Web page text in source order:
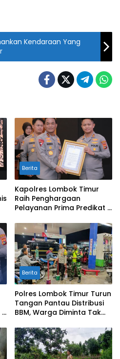
Kendaraan Yang
Berita
Kapolres Lombok Timur
Raih Penghargaan
Pelayanan Prima Predikat A
Berita
Polres Lombok Timur Turun
Tangan Pantau Distribusi
BBM, Warga Diminta Tak